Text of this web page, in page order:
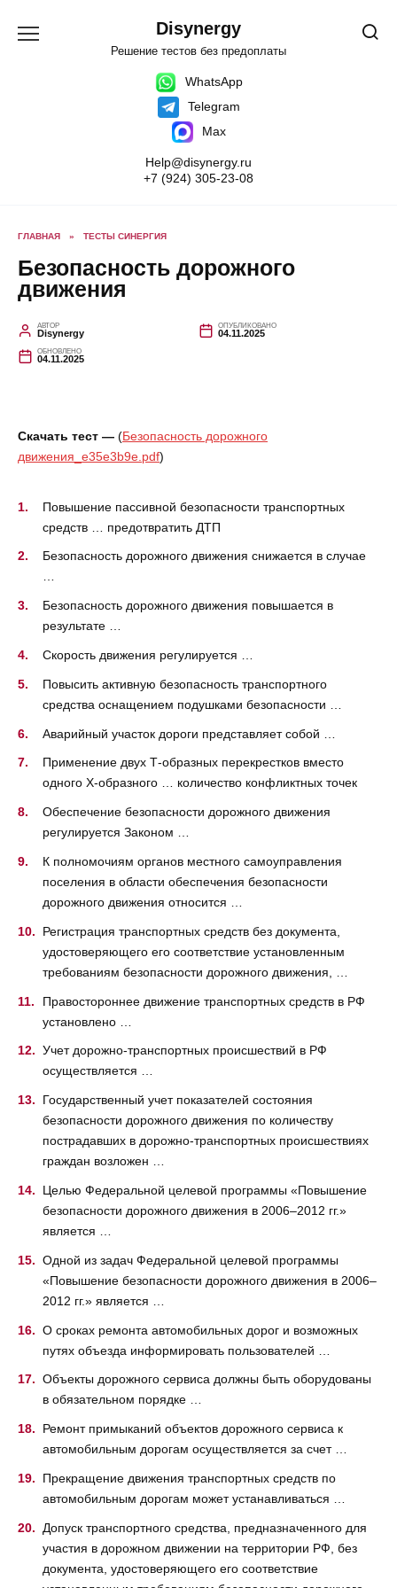
содержанию
Disynergy
Решение тестов без предоплаты
WhatsApp
Telegram
Max
Help@disynergy.ru
+7 (924) 305-23-08
ГЛАВНАЯ » ТЕСТЫ СИНЕРГИЯ
Безопасность дорожного
движения
АВТОР
Disynergy
ОПУБЛИКОВАНО
04.11.2025
ОБНОВЛЕНО
04.11.2025
Скачать тест — (Безопасность дорожного
движения_e35e3b9e.pdf)
Повышение пассивной безопасности транспортных
средств … предотвратить ДТП
Безопасность дорожного движения снижается в случае
…
Безопасность дорожного движения повышается в
результате …
Скорость движения регулируется …
Повысить активную безопасность транспортного
средства оснащением подушками безопасности …
Аварийный участок дороги представляет собой …
Применение двух Т-образных перекрестков вместо
одного Х-образного … количество конфликтных точек
Обеспечение безопасности дорожного движения
регулируется Законом …
К полномочиям органов местного самоуправления
поселения в области обеспечения безопасности
дорожного движения относится …
Регистрация транспортных средств без документа,
удостоверяющего его соответствие установленным
требованиям безопасности дорожного движения, …
Правостороннее движение транспортных средств в РФ
установлено …
Учет дорожно-транспортных происшествий в РФ
осуществляется …
Государственный учет показателей состояния
безопасности дорожного движения по количеству
пострадавших в дорожно-транспортных происшествиях
граждан возложен …
Целью Федеральной целевой программы «Повышение
безопасности дорожного движения в 2006–2012 гг.»
является …
Одной из задач Федеральной целевой программы
«Повышение безопасности дорожного движения в 2006–
2012 гг.» является …
О сроках ремонта автомобильных дорог и возможных
путях объезда информировать пользователей …
Объекты дорожного сервиса должны быть оборудованы
в обязательном порядке …
Ремонт примыканий объектов дорожного сервиса к
автомобильным дорогам осуществляется за счет …
Прекращение движения транспортных средств по
автомобильным дорогам может устанавливаться …
Допуск транспортного средства, предназначенного для
участия в дорожном движении на территории РФ, без
документа, удостоверяющего его соответствие